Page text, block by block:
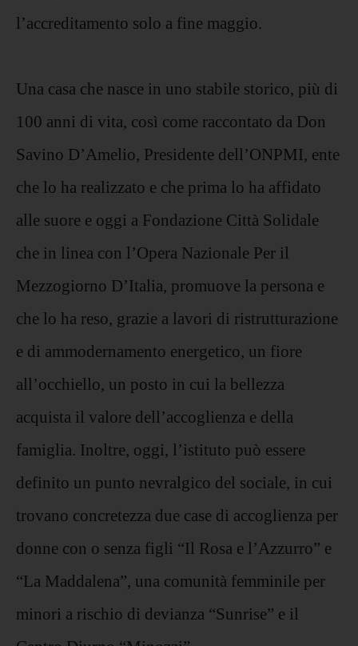
l’accreditamento solo a fine maggio.
Una casa che nasce in uno stabile storico, più di
100 anni di vita, così come raccontato da Don
Savino D’Amelio, Presidente dell’ONPMI, ente
che lo ha realizzato e che prima lo ha affidato
alle suore e oggi a Fondazione Città Solidale
che in linea con l’Opera Nazionale Per il
Mezzogiorno D’Italia, promuove la persona e
che lo ha reso, grazie a lavori di ristrutturazione
e di ammodernamento energetico, un fiore
all’occhiello, un posto in cui la bellezza
acquista il valore dell’accoglienza e della
famiglia. Inoltre, oggi, l’istituto può essere
definito un punto nevralgico del sociale, in cui
trovano concretezza due case di accoglienza per
donne con o senza figli “Il Rosa e l’Azzurro” e
“La Maddalena”, una comunità femminile per
minori a rischio di devianza “Sunrise” e il